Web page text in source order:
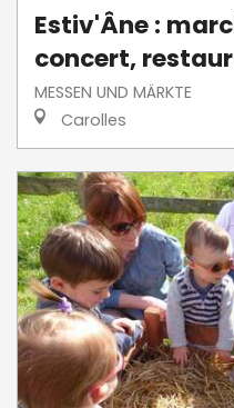
Estiv'Âne :
concert,
MESSEN UND MÄRKTE
Carolles